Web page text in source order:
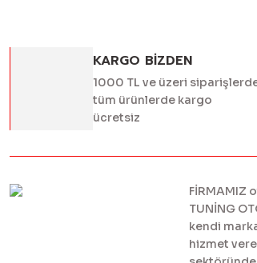
KARGO BİZDEN
1000 TL ve üzeri
tüm ürünlerde kargo
ücretsiz
FİRMAMIZ
TUNİNG
kendi
hizmet